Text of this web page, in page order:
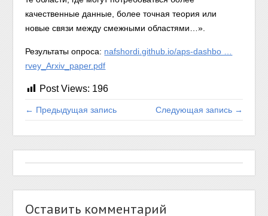
качественные данные, более точная теория или
новые связи между смежными областями…».
Результаты опроса: nafshordi.github.io/aps-dashbo …
rvey_Arxiv_paper.pdf
Post Views: 196
← Предыдущая запись Следующая запись →
Оставить комментарий